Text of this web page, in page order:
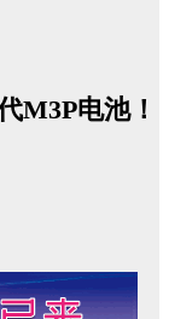
M3P电池！